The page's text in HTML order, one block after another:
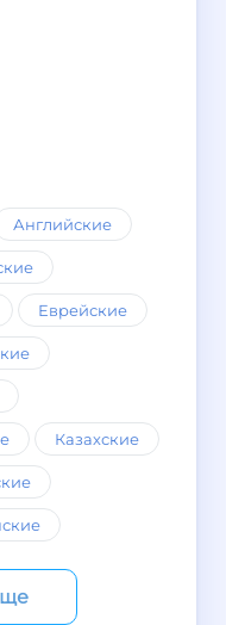
Английские
Еврейские
Казахские